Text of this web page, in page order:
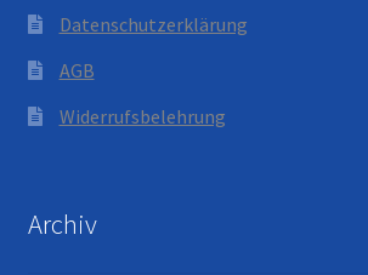
Datenschutzerklärung
AGB
Widerrufsbelehrung
Archiv